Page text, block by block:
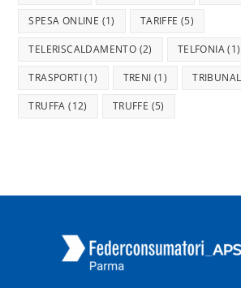
SPESA ONLINE (1) TARIFFE (5)
TELERISCALDAMENTO (2) TELFONIA(1)
TRASPORTI(1) TRENI (1)
TRUFFA (12) TRUFFE (5)